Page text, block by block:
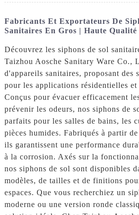
Fabricants Et Exportateurs De
Sanitaires En Gros | Haute Qualité
Découvrez les siphons de sol
Taizhou Aosche Sanitary Ware Co.,
d'appareils sanitaires, proposant des
pour les applications résidentielles et
Conçus pour évacuer efficacement
prévenir les odeurs, nos siphons de
parfaits pour les salles de bains, les
pièces humides. Fabriqués à partir
ils garantissent une performance
à la corrosion. Axés sur la
nos siphons de sol sont disponibles
modèles, de tailles et de finitions
espaces. Que vous recherchiez un
moderne ou une version ronde